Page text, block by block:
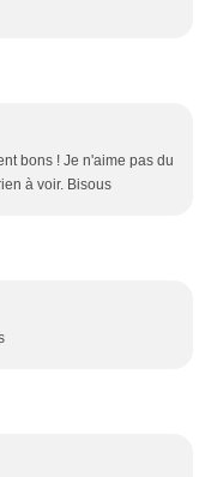
bons ! Je n'aime pas du
à voir. Bisous